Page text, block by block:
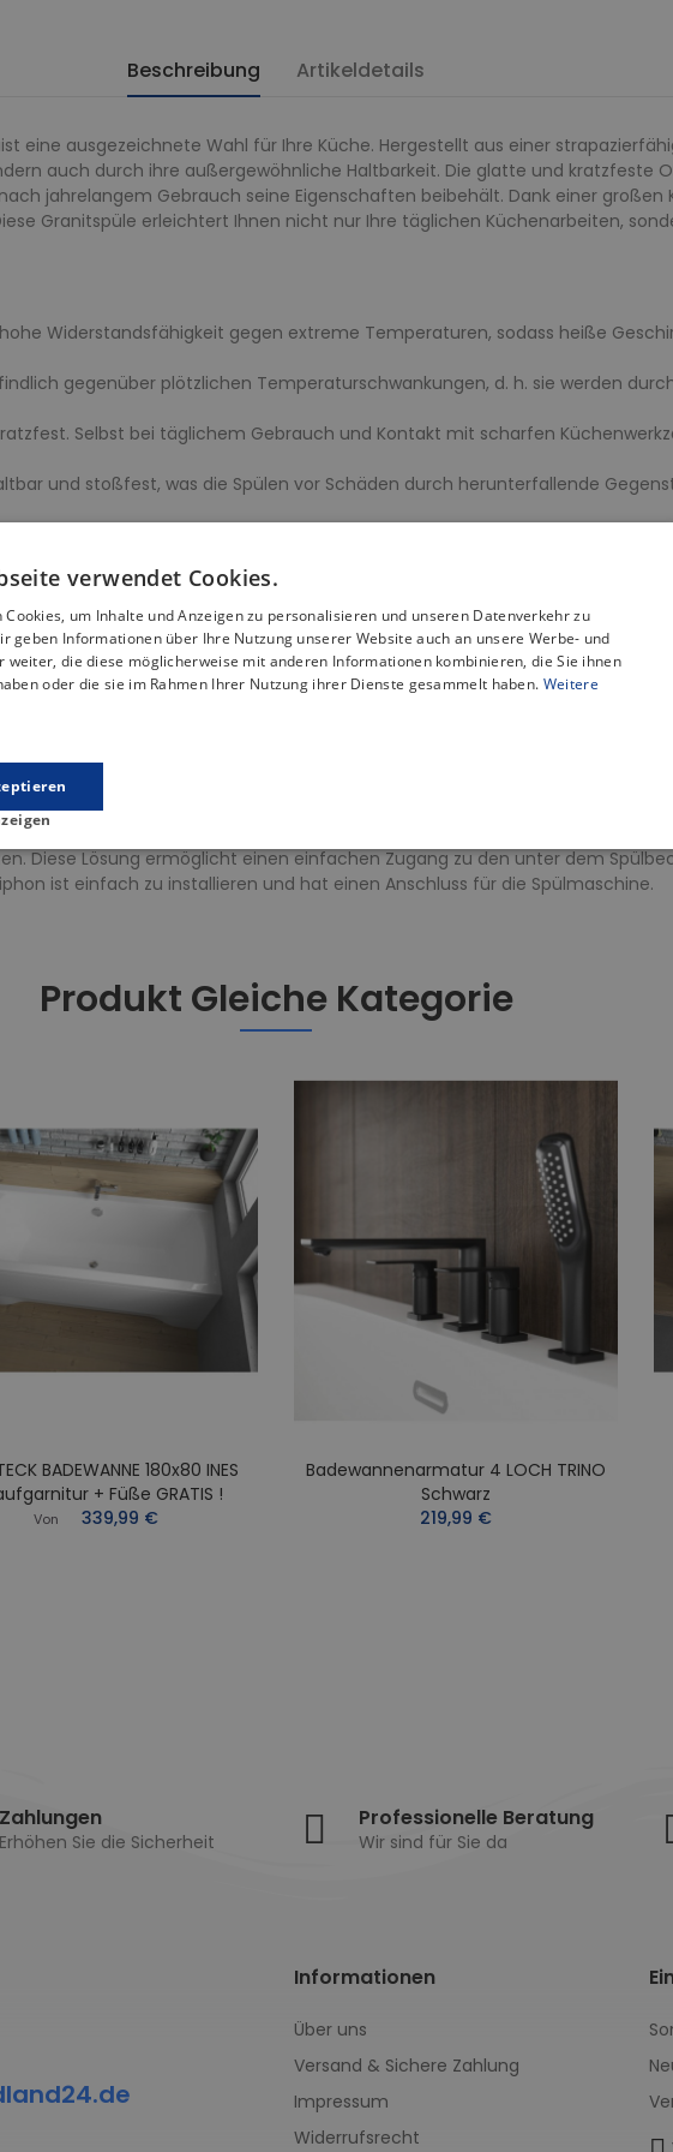
Beschreibung Artikeldetails
eine ausgezeichnete Wahl für Ihre Küche. Hergestellt aus einer
auch durch ihre außergewöhnliche Haltbarkeit. Die glatte und kratzfeste
jahrelangem Gebrauch seine Eigenschaften beibehält. Dank einer
Granitspüle erleichtert Ihnen nicht nur Ihre täglichen Küchenarbeiten,
Widerstandsfähigkeit gegen extreme Temperaturen, sodass heiße
gegenüber plötzlichen Temperaturschwankungen, d. h. sie werden
Selbst bei täglichem Gebrauch und Kontakt mit scharfen
und stoßfest, was die Spülen vor Schäden durch herunterfallende
Pflege verhindert, dass Farbstoffe oder Lebensmittel Verfärbungen
gegen viele Chemikalien, die man in der Küche verwendet, was eine
langlebig, sondern auch ästhetisch ansprechend und leicht zu reinigen, was
Durch die geometrische Form passt sie perfekt zu vielen
von Mahlzeiten. So erhalten Sie mehr Arbeitsfläche und Komfort bei
eine einfache und bequeme Installation jeder Küchenarmatur. Dank der
dass zusätzliche Bohrungen oder Anpassungen erforderlich sind.
wenig Platz unter der Spüle einnimmt. Das platzsparende Design wird
Diese Lösung ermöglicht einen einfachen Zugang zu den unter dem
ist einfach zu installieren und hat einen Anschluss für die Spülmaschine.
Produkt Gleiche Kategorie
BADEWANNE 180x80 INES
+ Füße GRATIS !
Von 339,99 €
Badewannenarmatur 4 LOCH TRINO
Schwarz
219,99 €
Zahlungen
Erhöhen Sie die Sicherheit
Professionelle Beratung
Wir sind für Sie da
Informationen
Über uns
Versand & Sichere Zahlung
Impressum
Widerrufsrecht
verwendet Cookies.
Cookies, um Inhalte und Anzeigen zu personalisieren und unseren Datenverkehr zu
geben Informationen über Ihre Nutzung unserer Website auch an unsere Werbe- und
weiter, die diese möglicherweise mit anderen Informationen kombinieren, die Sie ihnen
oder die sie im Rahmen Ihrer Nutzung ihrer Dienste gesammelt haben. Weitere